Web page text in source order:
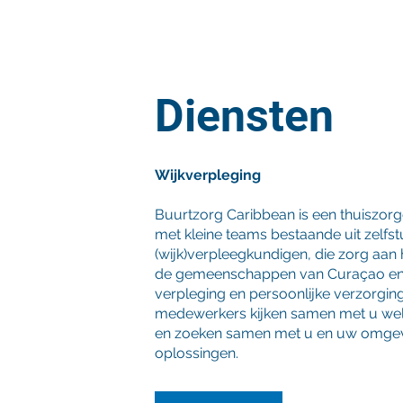
Diensten
Wijkverpleging
Buurtzorg Caribbean is een
met kleine teams bestaande uit
(wijk)verpleegkundigen, die zorg aan
de gemeenschappen van Curaçao
verpleging en persoonlijke
medewerkers kijken samen met u
en zoeken samen met u en uw
oplossingen.